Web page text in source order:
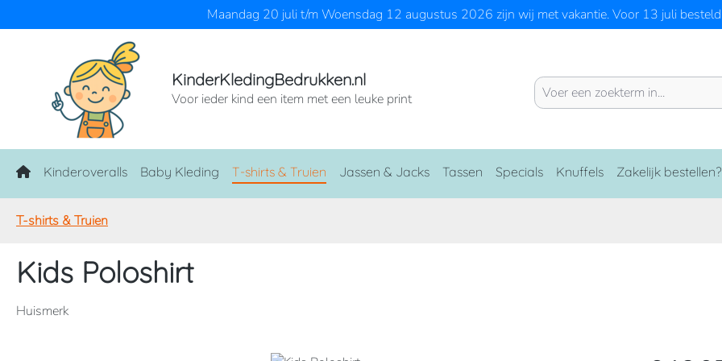
Maandag 20 juli t/m Woensdag 12 augustus 2026 zijn wij met vakantie. Voor 13 juli
KinderKledingBedrukken.nl
Voor ieder kind een item met een leuke print
Home
Kinderoveralls Baby Kleding T-shirts & Truien Jassen & Jacks Tassen Specials Knuffels Zakelijk bestellen?
T-shirts & Truien
Kids Poloshirt
Huismerk